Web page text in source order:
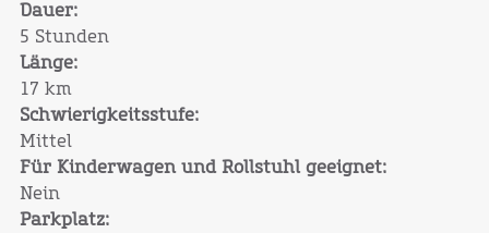
Dauer:
5 Stunden
Länge:
17 km
Schwierigkeitsstufe:
Mittel
Für Kinderwagen und Rollstuhl geeignet:
Nein
Parkplatz: